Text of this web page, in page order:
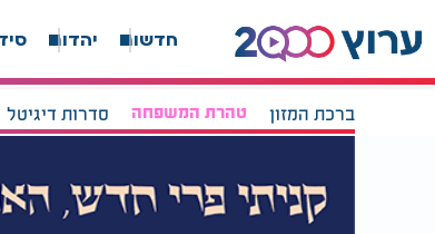
חדשות יהדות
ברכת המזון טהרת המשפחה סדרות דיגיטל